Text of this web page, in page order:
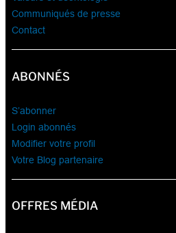
Communiqués de presse
Contact
ABONNÉS
S’abonner
Login abonnés
Modifier votre profil
Votre Blog partenaire
OFFRES MÉDIA